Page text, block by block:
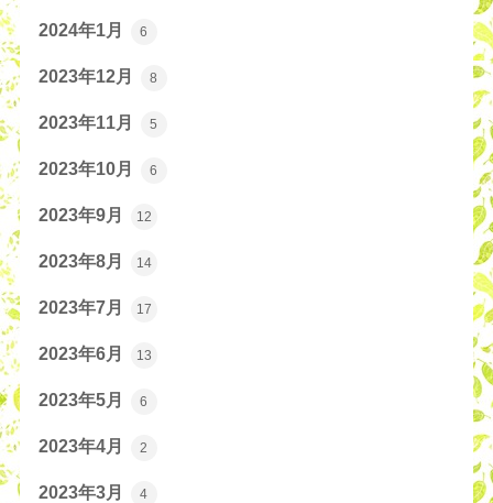
2024年1月 6
2023年12月 8
2023年11月 5
2023年10月 6
2023年9月 12
2023年8月 14
2023年7月 17
2023年6月 13
2023年5月 6
2023年4月 2
2023年3月 4